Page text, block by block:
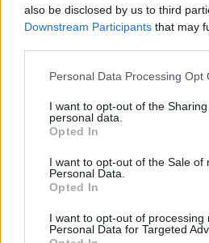
also be disclosed by us to third
Downstream Participants that may
Please note that this website/app
not limited to your visit or usage
grant or deny consent to Google
use your data for below specified
consent section.
Personal Data Processing Opt
I want to opt-out of the
personal data.
Opted In
I want to opt-out of the Sale of
Personal Data.
Opted In
I want to opt-out of processing
Personal Data for Targeted
Ο Σίμε Βρσάλικο είχε
στην τελευταία προπόνηση
-Τραυματίας ο Μανωλάς